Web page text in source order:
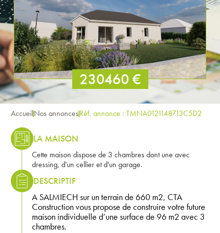
230460 €
AccueilNos annoncesRéf. annonce : TMNA0121148713C5D2
LA MAISON
Cette maison dispose de 3 chambres dont une avec
dressing, d'un cellier et d'un garage.
DESCRIPTIF
A SALMIECH sur un terrain de 660 m2, CTA
Construction vous propose de construire votre future
maison individuelle d’une surface de 96 m2 avec 3
chambres.